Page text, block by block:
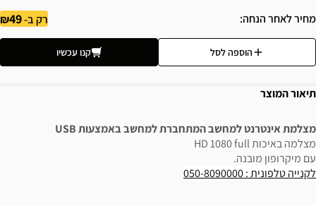
מחיר לאחר הנחה רק ב-49
הוספה לסל קנו עכשיו
תיאור המוצר
מצלמת אינטרנט למחשב המתחברת למחשב באמצעות USB
מצלמה באיכות HD 1080 full
עם מיקרופון מובנה.
לקנייה טלפונית : 050-8090000